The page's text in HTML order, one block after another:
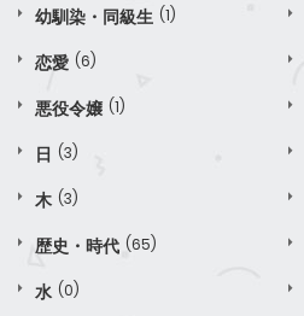
幼馴染・同級生 (1)
恋愛 (6)
悪役令嬢 (1)
日 (3)
木 (3)
歴史・時代 (65)
水 (0)